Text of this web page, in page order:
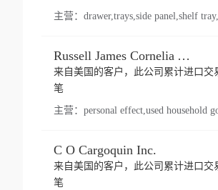
主营：
Russell James Cornelia Arlington Va
来自美国的客户，此公司累计进口交
笔
主营：
C O Cargoquin Inc.
来自美国的客户，此公司累计进口交
笔